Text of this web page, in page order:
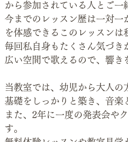
から参加されている人とご一
今までのレッスン歴は一対一
を体感できるこのレッスンは
毎回私自身もたくさん気づき
広い空間で歌えるので、響き
当教室では、幼児から大人の
基礎をしっかりと築き、音楽
また、2年に一度の発表会や
す。